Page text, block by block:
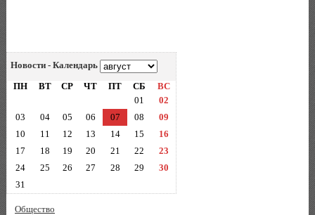
Новости - Календарь
ПН
ВТ СР ЧТ ПТ СБ
ВС
01
02
03
04 05 06 07 08
09
10
11 12 13 14 15
16
17
18 19 20 21 22
23
24
25 26 27 28 29
30
31
Общество